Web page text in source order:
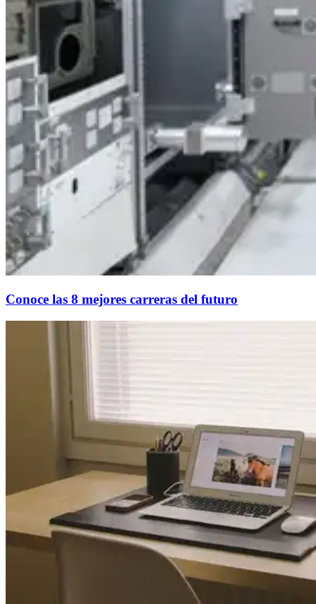
Conoce las 8 mejores carreras del futuro